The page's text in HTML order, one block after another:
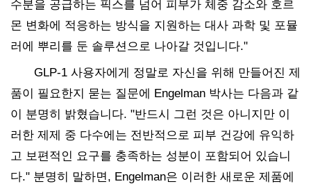
수분을 공급하는 픽스를 넘어 피부가 체중 감소와 호르
몬 변화에 적응하는 방식을 지원하는 대사 과학 및 포뮬
러에 뿌리를 둔 솔루션으로 나아갈 것입니다."
GLP-1 사용자에게 정말로 자신을 위해 만들어진 제
품이 필요한지 묻는 질문에 Engelman 박사는 다음과 같
이 분명히 밝혔습니다. "반드시 그런 것은 아니지만 이
러한 제제 중 다수에는 전반적으로 피부 건강에 유익하
고 보편적인 요구를 충족하는 성분이 포함되어 있습니
다." 분명히 말하면, Engelman은 이러한 새로운 제품에